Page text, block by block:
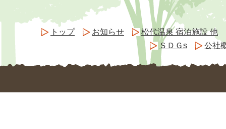
トップ お知らせ
松代温泉 宿泊施設 他
ＳＤＧs
公社